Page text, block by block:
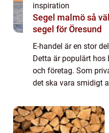
inspiration
Segel malmö så väljer seglaren rätt
segel för Öresund
E-handel är en stor
Detta är populärt hos
och företag. Som
det ska vara smidigt
lätt att hitta det man